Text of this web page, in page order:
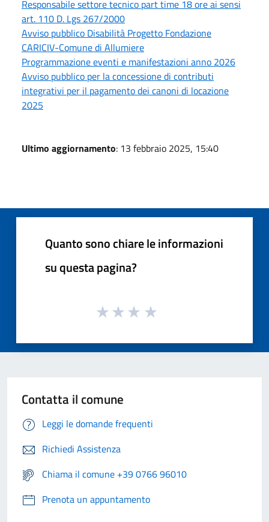
Responsabile settore tecnico part time 18 ore ai sensi
art. 110 D. Lgs 267/2000
Avviso pubblico Disabilità Progetto Fondazione
CARICIV-Comune di Allumiere
Programmazione eventi e manifestazioni anno 2026
Avviso pubblico per la concessione di contributi
integrativi per il pagamento dei canoni di locazione
2025
Ultimo aggiornamento: 13 febbraio 2025, 15:40
Quanto sono chiare le informazioni
su questa pagina?
Contatta il comune
Leggi le domande frequenti
Richiedi Assistenza
Chiama il comune +39 0766 96010
Prenota un appuntamento